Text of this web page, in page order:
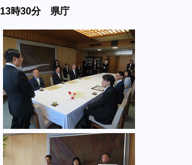
13時30分 県庁